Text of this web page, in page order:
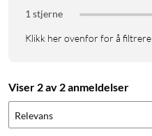
1 stjerne
Klikk her ovenfor for å filtrere
Viser 2 av 2 anmeldelser
Relevans